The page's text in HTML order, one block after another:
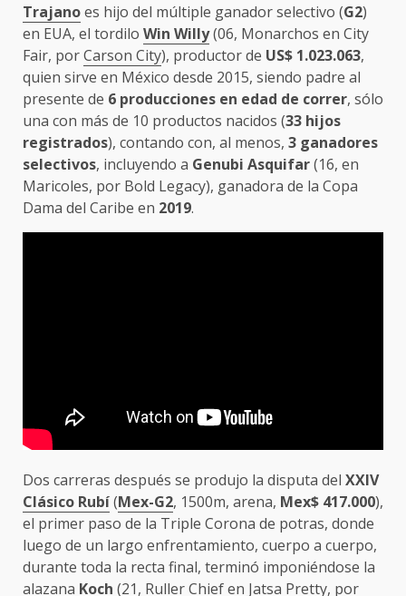
Trajanoes hijo del múltiple ganador selectivo (G2)
en EUA, el tordilo Win Willy(06, Monarchos en City
Fair, porCarson City), productor de US$ 1.023.063,
quien sirve en México desde 2015, siendo padre al
presente de 6 producciones en edad de correr, sólo
una con más de 10 productos nacidos (33 hijos
registrados), contando con, al menos, 3 ganadores
selectivos, incluyendo a Genubi Asquifar(16, en
Maricoles, por Bold Legacy), ganadora de la Copa
Dama del Caribe en 2019.
Dos carreras después se produjo la disputa del XXIV
Clásico Rubí(Mex-G2, 1500m, arena, Mex$ 417.000),
el primer paso de la Triple Corona de potras, donde
luego de un largo enfrentamiento, cuerpo a cuerpo,
durante toda la recta final, terminó imponiéndose la
alazana Koch (21, Ruller Chiefen Jatsa Pretty, por